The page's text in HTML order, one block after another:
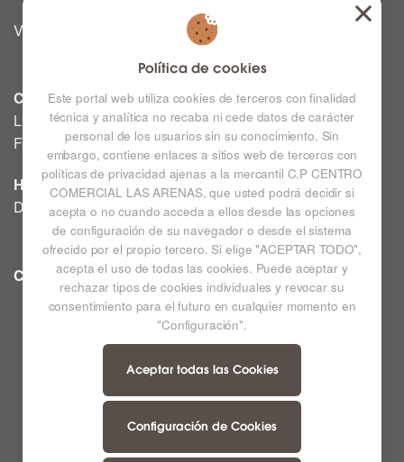
Viernes y Sábado: 12:00h a 03:00h
CINE
Lunes a Domingo: Consultar horarios en la Cartelera
Festivos a consultar *
HIPERMERCADO
De lunes a sábado de 09:00h a 22:00h
CC LAS ARENAS Ampliar mapa
Política de cookies
Este portal web utiliza cookies de terceros con finalidad
técnica y analítica no recaba ni cede datos de carácter
personal de los usuarios sin su conocimiento. Sin
embargo, contiene enlaces a sitios web de terceros con
políticas de privacidad ajenas a la mercantil C.P CENTRO
COMERCIAL LAS ARENAS, que usted podrá decidir si
acepta o no cuando acceda a ellos desde las opciones
de configuración de su navegador o desde el sistema
ofrecido por el propio tercero. Si elige "ACEPTAR TODO",
acepta el uso de todas las cookies. Puede aceptar y
rechazar tipos de cookies individuales y revocar su
consentimiento para el futuro en cualquier momento en
"Configuración".
Aceptar todas las Cookies
Configuración de Cookies